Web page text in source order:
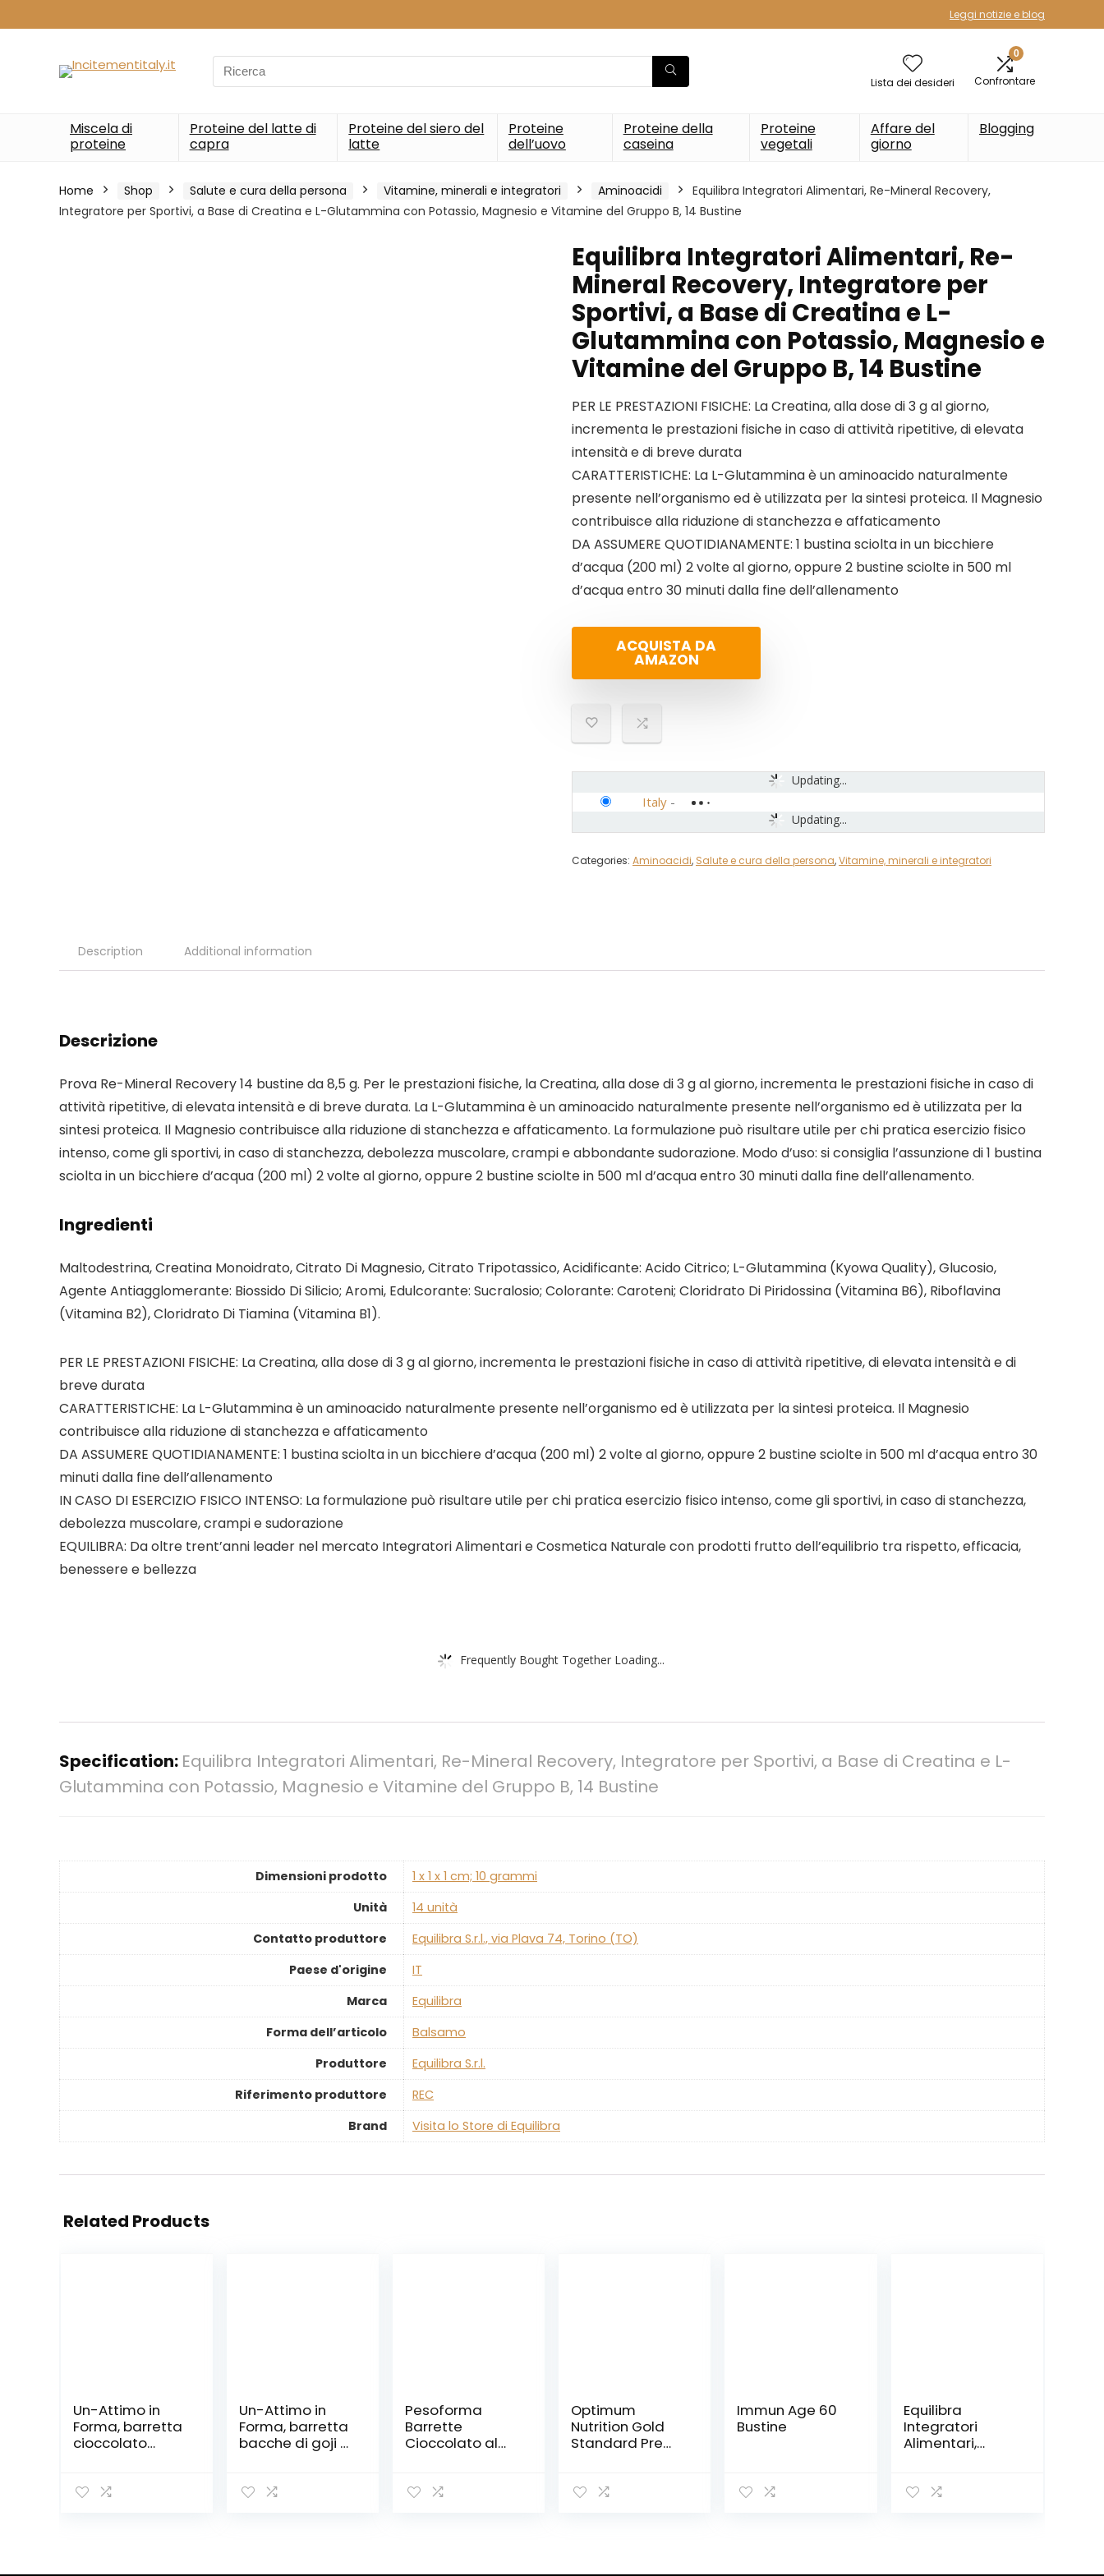
Leggi notizie e blog
Search
for:
Lista dei desideri
0
Confrontare
Miscela di
proteine
Proteine del latte di
capra
Proteine del siero del
latte
Proteine
dell’uovo
Proteine della
caseina
Proteine
vegetali
Affare del
giorno
Blogging
Home Shop Salute e cura della persona Vitamine, minerali e integratori Aminoacidi
Equilibra Integratori Alimentari, Re-Mineral Recovery,
Integratore per Sportivi, a Base di Creatina e L-Glutammina con Potassio, Magnesio e Vitamine del Gruppo B, 14 Bustine
Equilibra Integratori Alimentari, Re-
Mineral Recovery, Integratore per
Sportivi, a Base di Creatina e L-
Glutammina con Potassio, Magnesio e
Vitamine del Gruppo B, 14 Bustine
PER LE PRESTAZIONI FISICHE: La Creatina, alla dose di 3 g al giorno,
incrementa le prestazioni fisiche in caso di attività ripetitive, di elevata
intensità e di breve durata
CARATTERISTICHE: La L-Glutammina è un aminoacido naturalmente
presente nell’organismo ed è utilizzata per la sintesi proteica. Il Magnesio
contribuisce alla riduzione di stanchezza e affaticamento
DA ASSUMERE QUOTIDIANAMENTE: 1 bustina sciolta in un bicchiere
d’acqua (200 ml) 2 volte al giorno, oppure 2 bustine sciolte in 500 ml
d’acqua entro 30 minuti dalla fine dell’allenamento
ACQUISTA DA
AMAZON
Updating...
Updating...
Italy -
Categories: Aminoacidi, Salute e cura della persona,Vitamine, minerali e integratori
Description Additional information
Descrizione
Prova Re-Mineral Recovery 14 bustine da 8,5 g. Per le prestazioni fisiche, la Creatina, alla dose di 3 g al giorno, incrementa le prestazioni fisiche in caso di
attività ripetitive, di elevata intensità e di breve durata. La L-Glutammina è un aminoacido naturalmente presente nell’organismo ed è utilizzata per la
sintesi proteica. Il Magnesio contribuisce alla riduzione di stanchezza e affaticamento. La formulazione può risultare utile per chi pratica esercizio fisico
intenso, come gli sportivi, in caso di stanchezza, debolezza muscolare, crampi e abbondante sudorazione. Modo d’uso: si consiglia l’assunzione di 1 bustina
sciolta in un bicchiere d’acqua (200 ml) 2 volte al giorno, oppure 2 bustine sciolte in 500 ml d’acqua entro 30 minuti dalla fine dell’allenamento.
Ingredienti
Maltodestrina, Creatina Monoidrato, Citrato Di Magnesio, Citrato Tripotassico, Acidificante: Acido Citrico; L-Glutammina (Kyowa Quality), Glucosio,
Agente Antiagglomerante: Biossido Di Silicio; Aromi, Edulcorante: Sucralosio; Colorante: Caroteni; Cloridrato Di Piridossina (Vitamina B6), Riboflavina
(Vitamina B2), Cloridrato Di Tiamina (Vitamina B1).
PER LE PRESTAZIONI FISICHE: La Creatina, alla dose di 3 g al giorno, incrementa le prestazioni fisiche in caso di attività ripetitive, di elevata intensità e di
breve durata
CARATTERISTICHE: La L-Glutammina è un aminoacido naturalmente presente nell’organismo ed è utilizzata per la sintesi proteica. Il Magnesio
contribuisce alla riduzione di stanchezza e affaticamento
DA ASSUMERE QUOTIDIANAMENTE: 1 bustina sciolta in un bicchiere d’acqua (200 ml) 2 volte al giorno, oppure 2 bustine sciolte in 500 ml d’acqua entro 30
minuti dalla fine dell’allenamento
IN CASO DI ESERCIZIO FISICO INTENSO: La formulazione può risultare utile per chi pratica esercizio fisico intenso, come gli sportivi, in caso di stanchezza,
debolezza muscolare, crampi e sudorazione
EQUILIBRA: Da oltre trent’anni leader nel mercato Integratori Alimentari e Cosmetica Naturale con prodotti frutto dell’equilibrio tra rispetto, efficacia,
benessere e bellezza
Frequently Bought Together Loading...
Specification: Equilibra Integratori Alimentari, Re-Mineral Recovery, Integratore per Sportivi, a Base di Creatina e L-
Glutammina con Potassio, Magnesio e Vitamine del Gruppo B, 14 Bustine
Dimensioni prodotto
‎1 x 1 x 1 cm; 10 grammi
Unità
‎14 unità
Contatto produttore
‎Equilibra S.r.l., via Plava 74, Torino (TO)
Paese d'origine
‎IT
Marca
‎Equilibra
Forma dell’articolo
‎Balsamo
Produttore
‎Equilibra S.r.l.
Riferimento produttore
‎REC
Brand
Visita lo Store di Equilibra
Related Products
Un-Attimo in
Forma, barretta
cioccolato
24x50g, ricca di
Un-Attimo in
Forma, barretta
bacche di goji e
24x50g, ricca di
Pesoforma
Barrette
Cioccolato al
Dimagranti, solo
Optimum
Nutrition Gold
Standard Pre
Creatina
Immun Age 60
Bustine
Equilibra
Integratori
Alimentari,
Choco Crisp, con